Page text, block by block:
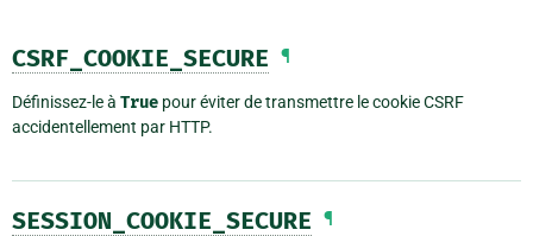
CSRF_COOKIE_SECURE ¶
Définissez-le à True pour éviter de transmettre le cookie CSRF
accidentellement par HTTP.
SESSION_COOKIE_SECURE ¶